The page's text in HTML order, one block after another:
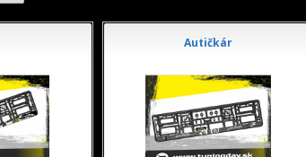
Autičkár